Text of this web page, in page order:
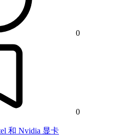
0
0
和 Nvidia 显卡